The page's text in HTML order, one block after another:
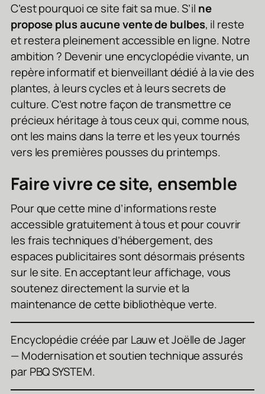
C’est pourquoi ce site fait sa mue. S’il ne
propose plus aucune vente de bulbes, il reste
et restera pleinement accessible en ligne. Notre
ambition ? Devenir une encyclopédie vivante, un
repère informatif et bienveillant dédié à la vie des
plantes, à leurs cycles et à leurs secrets de
culture. C’est notre façon de transmettre ce
précieux héritage à tous ceux qui, comme nous,
ont les mains dans la terre et les yeux tournés
vers les premières pousses du printemps.
Faire vivre ce site, ensemble
Pour que cette mine d’informations reste
accessible gratuitement à tous et pour couvrir
les frais techniques d’hébergement, des
espaces publicitaires sont désormais présents
sur le site. En acceptant leur affichage, vous
soutenez directement la survie et la
maintenance de cette bibliothèque verte.
Encyclopédie créée par Lauw et Joëlle de Jager
— Modernisation et soutien technique assurés
par PBQ SYSTEM.